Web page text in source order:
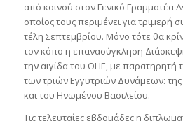
από κοινού στον Γενικό Γραμματέα
οποίος τους περιμένει για τριμερή
τέλη Σεπτεμβρίου. Μόνο τότε θα
τον κόπο η επανασύγκληση
την αιγίδα του ΟΗΕ, με παρατηρητή
των τριών Εγγυτριών Δυνάμεων: της
και του Ηνωμένου Βασιλείου.
Τις τελευταίες εβδομάδες η